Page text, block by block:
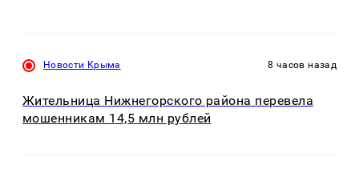
Новости Крыма 8 часов назад
Жительница Нижнегорского района перевела
мошенникам 14,5 млн рублей